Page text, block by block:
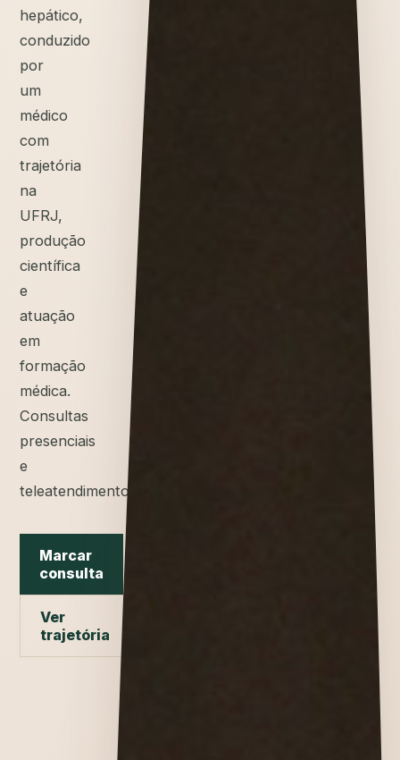
hepático,
conduzido
por
um
médico
com
trajetória
na
UFRJ,
produção
científica
e
atuação
em
formação
médica.
Consultas
presenciais
e
teleatendimento.
Marcar
consulta
Ver
trajetória